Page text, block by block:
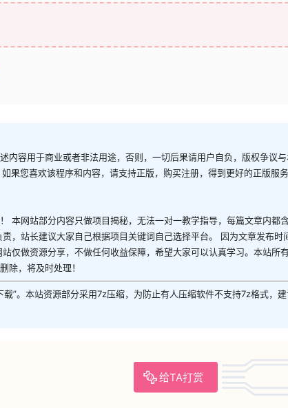
容用于商业或者非法用途，否则，一切后果请用户自负，版权争议
果您喜欢该程序和内容，请支持正版，购买注册，得到更好的正版服
本网站部分内容只做项目揭秘，无法一对一教学指导，每篇文章内都
，站长建议大家自己根据项目关键词自己选择平台。 因为文章发布时
仅做资源分享，不做任何收益保障，希望大家可以认真学习。本站所
除，将及时处理！
载”。本站资源部分采用7z压缩，为防止有人压缩软件不支持7z格式，
给TA打赏